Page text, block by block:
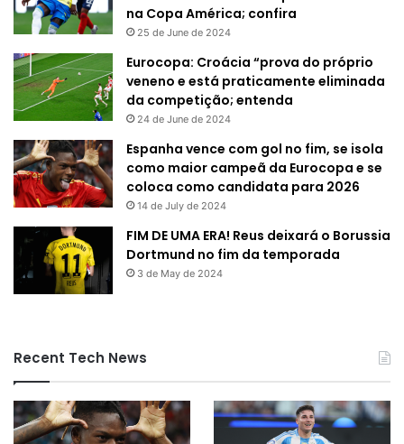
na Copa América; confira
25 de June de 2024
Eurocopa: Croácia “prova do próprio
veneno e está praticamente eliminada
da competição; entenda
24 de June de 2024
Espanha vence com gol no fim, se isola
como maior campeã da Eurocopa e se
coloca como candidata para 2026
14 de July de 2024
FIM DE UMA ERA! Reus deixará o Borussia
Dortmund no fim da temporada
3 de May de 2024
Recent Tech News